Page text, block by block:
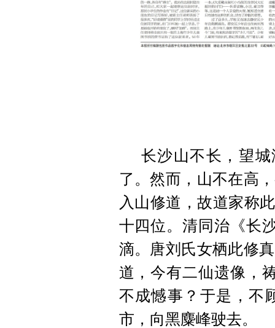
长沙山不长，望
了。然而，山不在高
入山修道，故道家称
十四位。清同治《长
滴。唐刘氏女栖此修
道，今有二仙遗像，
不成憾事？于是，不
市， 向黑麋峰驶去。